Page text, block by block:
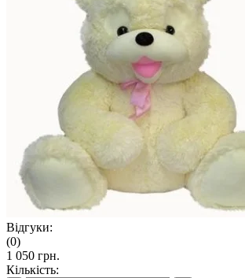
Відгуки:
(0)
1 050 грн.
Кількість: